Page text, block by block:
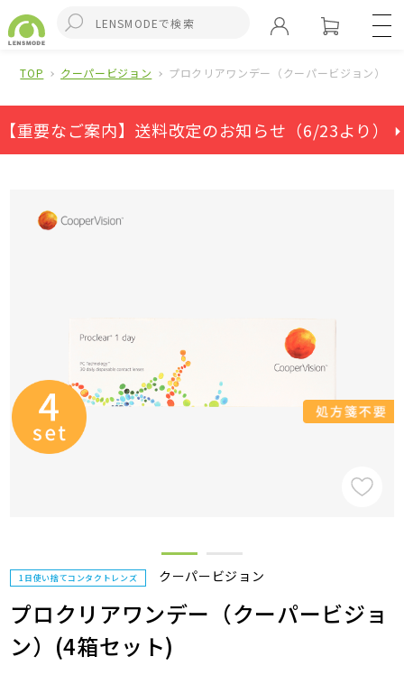
TOP クーパービジョン プロクリアワンデー（クーパービジョン）(4
【重要なご案内】送料改定のお知らせ（6/23より） ⏵
1日使い捨てコンタクトレンズ クーパービジョン
プロクリアワンデー（クーパービジョ
ン）(4箱セット)